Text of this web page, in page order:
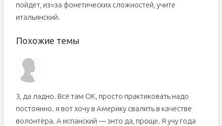
пойдет, из=за фонетических сложностей, учите
итальянский.
Похожие темы
3, да ладно. Всё там ОК, просто практиковать надо
постоянно. я вот хочу в Америку свалить в качестве
волонтёра. А испанский — энто да, проще. Я учу года